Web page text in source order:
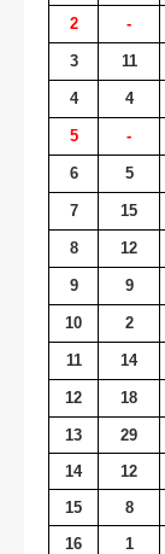
2 -
3 11
4 4
5 -
6 5
7 15
8 12
9 9
10 2
11 14
12 18
13 29
14
12
15
8
16
1